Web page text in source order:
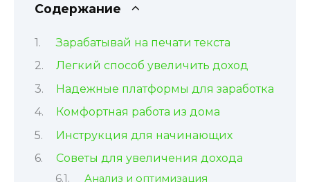
Содержание
Зарабатывай на печати текста
Легкий способ увеличить доход
Надежные платформы для заработка
Комфортная работа из дома
Инструкция для начинающих
Советы для увеличения дохода
Анализ и оптимизация